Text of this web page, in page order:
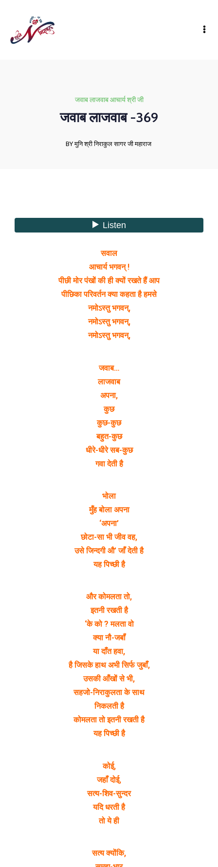
जवाब लाजवाब आचार्य श्री जी
जवाब लाजवाब -369
BY मुनि श्री निराकुल सागर जी महाराज
सवाल
आचार्य भगवन् !
पीछी मोर पंखों की ही क्यों रखते हैं आप
पीछिका परिवर्तन क्या कहता है हमसे
नमोऽस्तु भगवन्,
नमोऽस्तु भगवन्,
नमोऽस्तु भगवन्,
जवाब…
लाजवाब
अपना,
कुछ
कुछ-कुछ
बहुत-कुछ
धीरे-धीरे सब-कुछ
गवा देती है
भोला
मुँह बोला अपना
‘अपना’
छोटा-सा भी जीव वह,
उसे जिन्दगी औ’ जाँ देती है
यह पिच्छी है
और कोमलता तो,
इतनी रखती है
‘के को ? मलता वो
क्या नौ-जबॉं
या दाँत हवा,
है जिसके हाथ अभी सिर्फ जुबाँ,
उसकी आँखों से भी,
सहजो-निराकुलता के साथ
निकलती है
कोमलता तो इतनी रखती है
यह पिच्छी है
कोई,
जहाँ दोई,
सत्य-शिव-सुन्दर
यदि धरती है
तो ये ही
सत्य क्योंकि,